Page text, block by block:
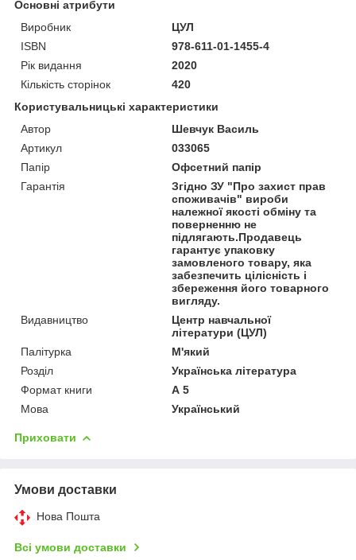
Основні атрибути
Виробник
ЦУЛ
ISBN
978-611-01-1455-4
Рік видання
2020
Кількість сторінок
420
Користувальницькі характеристики
Автор
Шевчук Василь
Артикул
033065
Папір
Офсетний папір
Гарантія
Згідно ЗУ "Про захист прав
споживачів" вироби
належної якості обміну та
поверненню не
підлягають.Продавець
гарантує упаковку
замовленого товару, яка
забезпечить цілісність і
збереження його товарного
вигляду.
Видавництво
Центр навчальної
літератури (ЦУЛ)
Палітурка
М'який
Розділ
Українська література
Формат книги
А 5
Мова
Український
Приховати
Умови доставки
Нова Пошта
Всі умови доставки